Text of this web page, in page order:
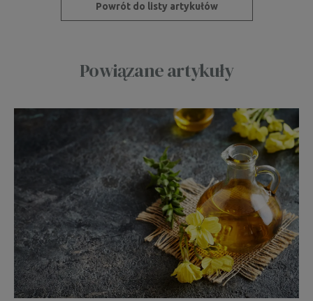
Powrót do listy artykułów
Powiązane artykuły